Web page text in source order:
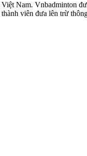
Nam. Vnbadminton
viên đưa lên trừ